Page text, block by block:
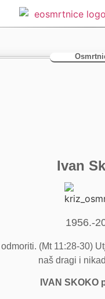
Ivan
1956.-
(Mt 11:28-30)
naš dragi i
IVAN SKOKO